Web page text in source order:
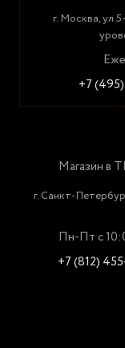
г. Москва,
+7
Магазин в
г. Санкт-
Пн-Пт с
+7 (812)